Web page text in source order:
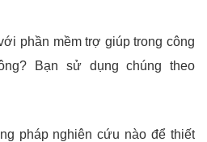
phần mềm trợ giúp trong công
Bạn sử dụng chúng theo
pháp nghiên cứu nào để thiết